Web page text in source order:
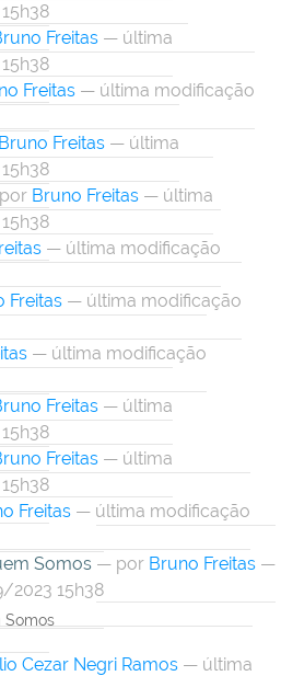
Freitas — última
Freitas — última modificação
Bruno Freitas — última
por Bruno Freitas — última
— última modificação
Freitas — última modificação
— última modificação
Freitas — última
Freitas — última
Freitas — última modificação
Somos — por Bruno Freitas —
2023 15h38
Somos
Cezar Negri Ramos — última